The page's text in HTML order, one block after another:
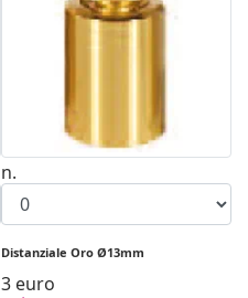
n.
Distanziale Oro Ø13mm
3 euro